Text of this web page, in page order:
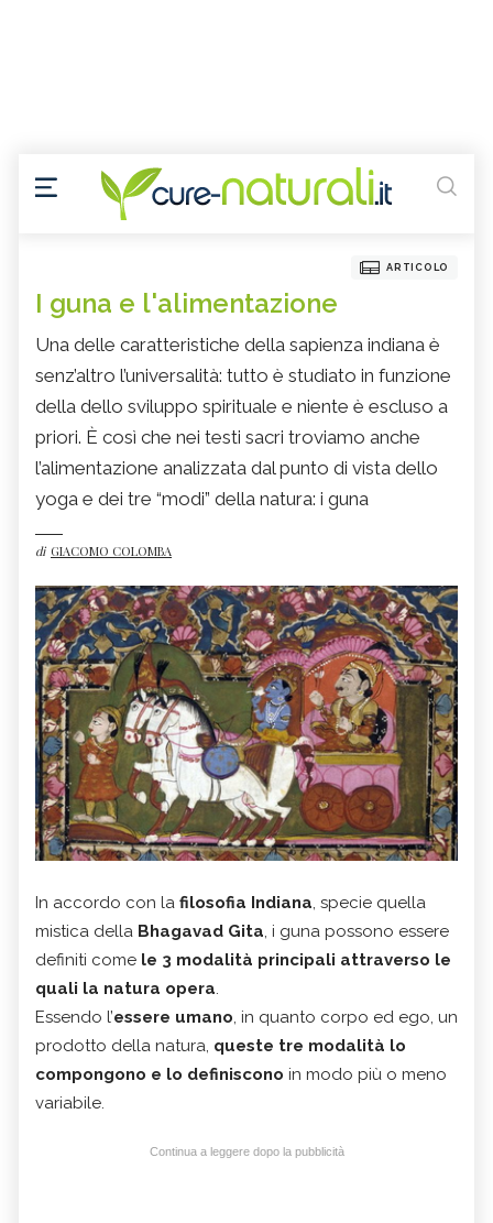
ARTICOLO
I guna e l'alimentazione
Una delle caratteristiche della sapienza indiana è
senz’altro l’universalità: tutto è studiato in funzione
della dello sviluppo spirituale e niente è escluso a
priori. È così che nei testi sacri troviamo anche
l’alimentazione analizzata dal punto di vista dello
yoga e dei tre “modi” della natura: i guna
di GIACOMO COLOMBA
In accordo con la filosofia Indiana, specie quella
mistica della Bhagavad Gita, i guna possono essere
definiti come le 3 modalità principali attraverso le
quali la natura opera.
Essendo l’essere umano, in quanto corpo ed ego, un
prodotto della natura, queste tre modalità lo
compongono e lo definiscono in modo più o meno
variabile.
Continua a leggere dopo la pubblicità